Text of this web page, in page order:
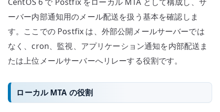
メ
ー
ル
配
へ
ーバー内部通知用のメール配送を扱う基本を確認しま
す。ここでの Postfix は、外部公開メールサーバーでは
なく、cron、監視、アプリケーション通知を内部配送ま
たは上位メールサーバーへリレーする役割です。
ローカル MTA の役割